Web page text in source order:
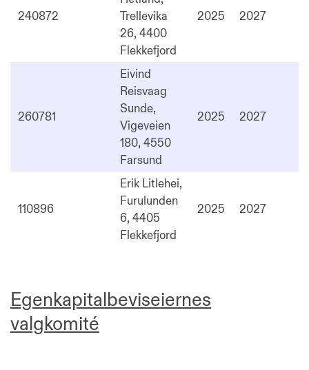
240872
Trellevika
26, 4400
Flekkefjord
2025 2027
260781
Eivind
Reisvaag
Sunde,
Vigeveien
180, 4550
Farsund
2025 2027
110896
Erik Litlehei,
Furulunden
6, 4405
Flekkefjord
2025 2027
Egenkapitalbeviseiernes
valgkomité